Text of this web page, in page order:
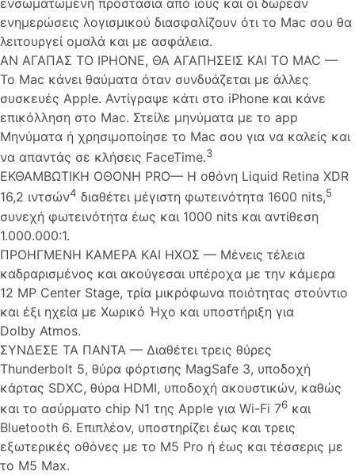
ενσωματωμένη προστασία από ιούς και οι δωρεάν
ενημερώσεις λογισμικού διασφαλίζουν ότι το Mac σου θα
λειτουργεί ομαλά και με ασφάλεια.
ΑΝ ΑΓΑΠΑΣ ΤΟ IPHONE, ΘΑ ΑΓΑΠΗΣΕΙΣ ΚΑΙ ΤΟ MAC —
Το Mac κάνει θαύματα όταν συνδυάζεται με άλλες
συσκευές Apple. Αντίγραψε κάτι στο iPhone και κάνε
επικόλληση στο Mac. Στείλε μηνύματα με το app
Μηνύματα ή χρησιμοποίησε το Mac σου για να καλείς και
να απαντάς σε κλήσεις FaceTime.3
ΕΚΘΑΜΒΩΤΙΚΗ ΟΘΟΝΗ PRO— Η οθόνη Liquid Retina XDR
16,2 ιντσών4 διαθέτει μέγιστη φωτεινότητα 1600 nits,5
συνεχή φωτεινότητα έως και 1000 nits και αντίθεση
1.000.000:1.
ΠΡΟΗΓΜΕΝΗ ΚΑΜΕΡΑ ΚΑΙ ΗΧΟΣ — Μένεις τέλεια
καδραρισμένος και ακούγεσαι υπέροχα με την κάμερα
12 MP Center Stage, τρία μικρόφωνα ποιότητας στούντιο
και έξι ηχεία με Χωρικό Ήχο και υποστήριξη για
Dolby Atmos.
ΣΥΝΔΕΣΕ ΤΑ ΠΑΝΤΑ — Διαθέτει τρεις θύρες
Thunderbolt 5, θύρα φόρτισης MagSafe 3, υποδοχή
κάρτας SDXC, θύρα HDMI, υποδοχή ακουστικών, καθώς
και το ασύρματο chip N1 της Apple για Wi-Fi 76 και
Bluetooth 6. Επιπλέον, υποστηρίζει έως και τρεις
εξωτερικές οθόνες με το M5 Pro ή έως και τέσσερις με
το M5 Max.